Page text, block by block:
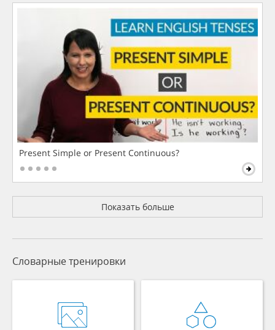
Present Simple or Present Continuous?
Показать больше
Словарные тренировки